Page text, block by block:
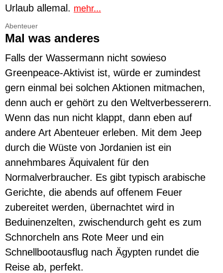
Urlaub allemal. mehr...
Abenteuer
Mal was anderes
Falls der Wassermann nicht sowieso
Greenpeace-Aktivist ist, würde er zumindest
gern einmal bei solchen Aktionen mitmachen,
denn auch er gehört zu den Weltverbesserern.
Wenn das nun nicht klappt, dann eben auf
andere Art Abenteuer erleben. Mit dem Jeep
durch die Wüste von Jordanien ist ein
annehmbares Äquivalent für den
Normalverbraucher. Es gibt typisch arabische
Gerichte, die abends auf offenem Feuer
zubereitet werden, übernachtet wird in
Beduinenzelten, zwischendurch geht es zum
Schnorcheln ans Rote Meer und ein
Schnellbootausflug nach Ägypten rundet die
Reise ab, perfekt.